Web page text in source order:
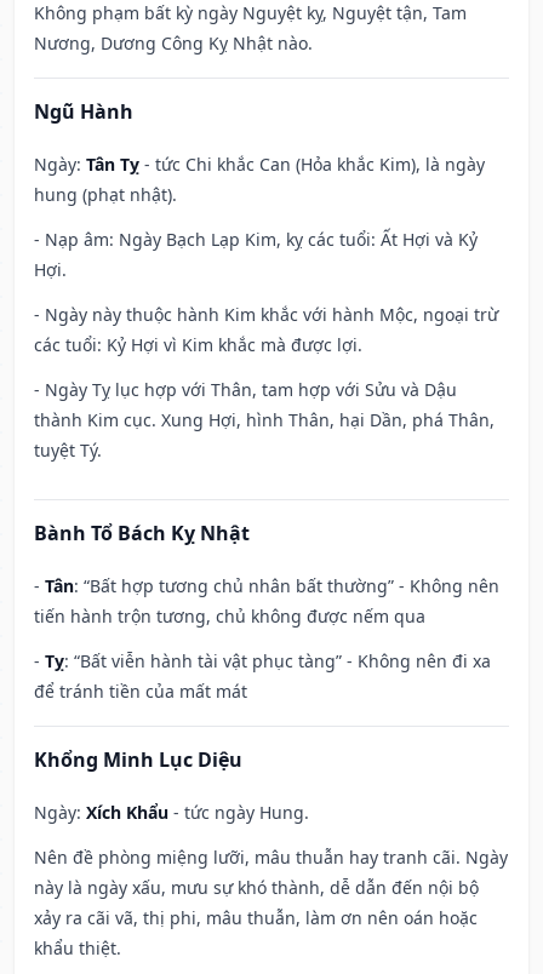
Không phạm bất kỳ ngày Nguyệt kỵ, Nguyệt tận, Tam
Nương, Dương Công Kỵ Nhật nào.
Ngũ Hành
Ngày: Tân Tỵ - tức Chi khắc Can (Hỏa khắc Kim), là ngày
hung (phạt nhật).
- Nạp âm: Ngày Bạch Lạp Kim, kỵ các tuổi: Ất Hợi và Kỷ
Hợi.
- Ngày này thuộc hành Kim khắc với hành Mộc, ngoại trừ
các tuổi: Kỷ Hợi vì Kim khắc mà được lợi.
- Ngày Tỵ lục hợp với Thân, tam hợp với Sửu và Dậu
thành Kim cục. Xung Hợi, hình Thân, hại Dần, phá Thân,
tuyệt Tý.
Bành Tổ Bách Kỵ Nhật
- Tân: “Bất hợp tương chủ nhân bất thường” - Không nên
tiến hành trộn tương, chủ không được nếm qua
- Tỵ: “Bất viễn hành tài vật phục tàng” - Không nên đi xa
để tránh tiền của mất mát
Khổng Minh Lục Diệu
Ngày: Xích Khẩu - tức ngày Hung.
Nên đề phòng miệng lưỡi, mâu thuẫn hay tranh cãi. Ngày
này là ngày xấu, mưu sự khó thành, dễ dẫn đến nội bộ
xảy ra cãi vã, thị phi, mâu thuẫn, làm ơn nên oán hoặc
khẩu thiệt.